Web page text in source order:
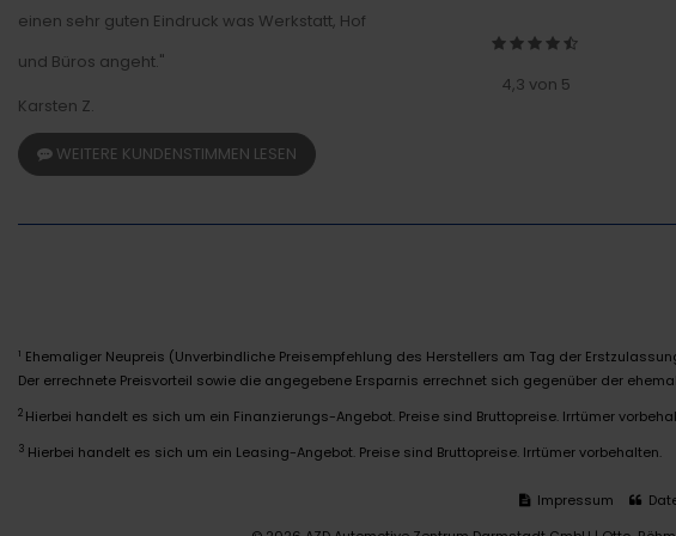
einen sehr guten Eindruck was Werkstatt, Hof
und Büros angeht."
Karsten Z.
WEITERE KUNDENSTIMMEN LESEN
4,3 von 5
1 Ehemaliger Neupreis (Unverbindliche Preisempfehlung des Herstellers am Tag der
Der errechnete Preisvorteil sowie die angegebene Ersparnis errechnet sich gegenüber der
2 Hierbei handelt es sich um ein Finanzierungs-Angebot. Preise sind Bruttopreise. Irrtümer
3 Hierbei handelt es sich um ein Leasing-Angebot. Preise sind Bruttopreise. Irrtümer vorbehalten.
Impressum